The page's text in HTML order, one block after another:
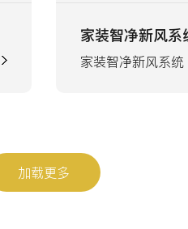
家装智净新风系
家装智净新风系统
加载更多